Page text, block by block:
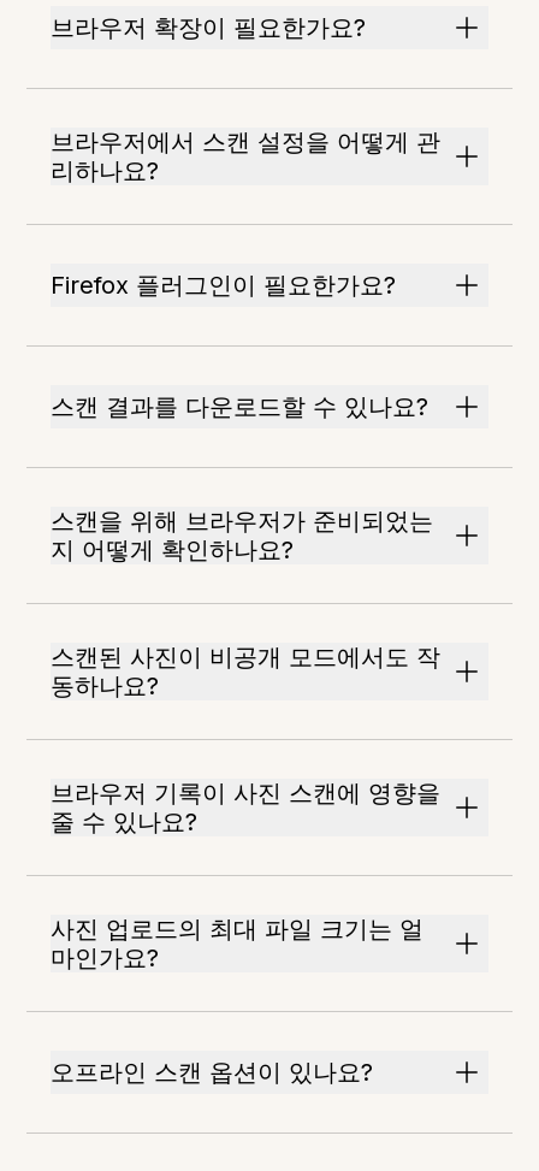
브라우저 확장이 필요한가요?
브라우저에서 스캔 설정을 어떻게 관
리하나요?
Firefox 플러그인이 필요한가요?
스캔 결과를 다운로드할 수 있나요?
스캔을 위해 브라우저가 준비되었는
지 어떻게 확인하나요?
스캔된 사진이 비공개 모드에서도 작
동하나요?
브라우저 기록이 사진 스캔에 영향을
줄 수 있나요?
사진 업로드의 최대 파일 크기는 얼
마인가요?
오프라인 스캔 옵션이 있나요?